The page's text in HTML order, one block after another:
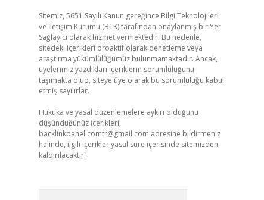
Sitemiz, 5651 Sayılı Kanun gereğince Bilgi Teknolojileri
ve İletişim Kurumu (BTK) tarafından onaylanmış bir Yer
Sağlayıcı olarak hizmet vermektedir. Bu nedenle,
sitedeki içerikleri proaktif olarak denetleme veya
araştırma yükümlülüğümüz bulunmamaktadır. Ancak,
üyelerimiz yazdıkları içeriklerin sorumluluğunu
taşımakta olup, siteye üye olarak bu sorumluluğu kabul
etmiş sayılırlar.
Hukuka ve yasal düzenlemelere aykırı olduğunu
düşündüğünüz içerikleri,
backlinkpanelicomtr@gmail.com adresine bildirmeniz
halinde, ilgili içerikler yasal süre içerisinde sitemizden
kaldırılacaktır.